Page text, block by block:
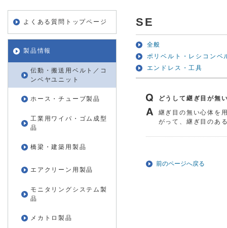
よくある質問トップページ
製品情報
伝動・搬送用ベルト／コ
ンベヤユニット
ホース・チューブ製品
工業用ワイパ・ゴム成型
品
橋梁・建築用製品
エアクリーン用製品
モニタリングシステム製
品
メカトロ製品
SE
全般
ポリベルト・レシコンベ
エンドレス・工具
どうして継ぎ目が無
継ぎ目の無い心体を
がって、継ぎ目のあ
前のページへ戻る